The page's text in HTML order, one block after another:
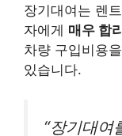
장기대여는 렌
자에게 매우 합
차량 구입비용
있습니다.
“장기대여